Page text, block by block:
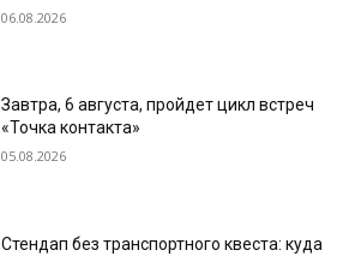
06.08.2026
Завтра, 6 августа, пройдет цикл встреч
«Точка контакта»
05.08.2026
Стендап без транспортного квеста: куда